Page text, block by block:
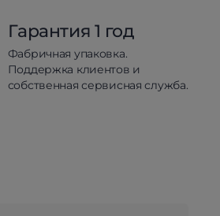
Гарантия 1 год
Фабричная упаковка.
Поддержка клиентов и
собственная сервисная служба.